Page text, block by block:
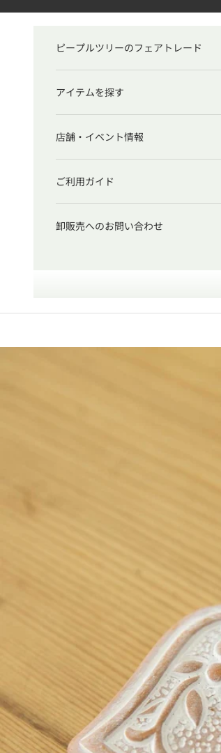
ピープルツリーのフェアトレード
アイテムを探す
店舗・イベント情報
ご利用ガイド
卸販売へのお問い合わせ